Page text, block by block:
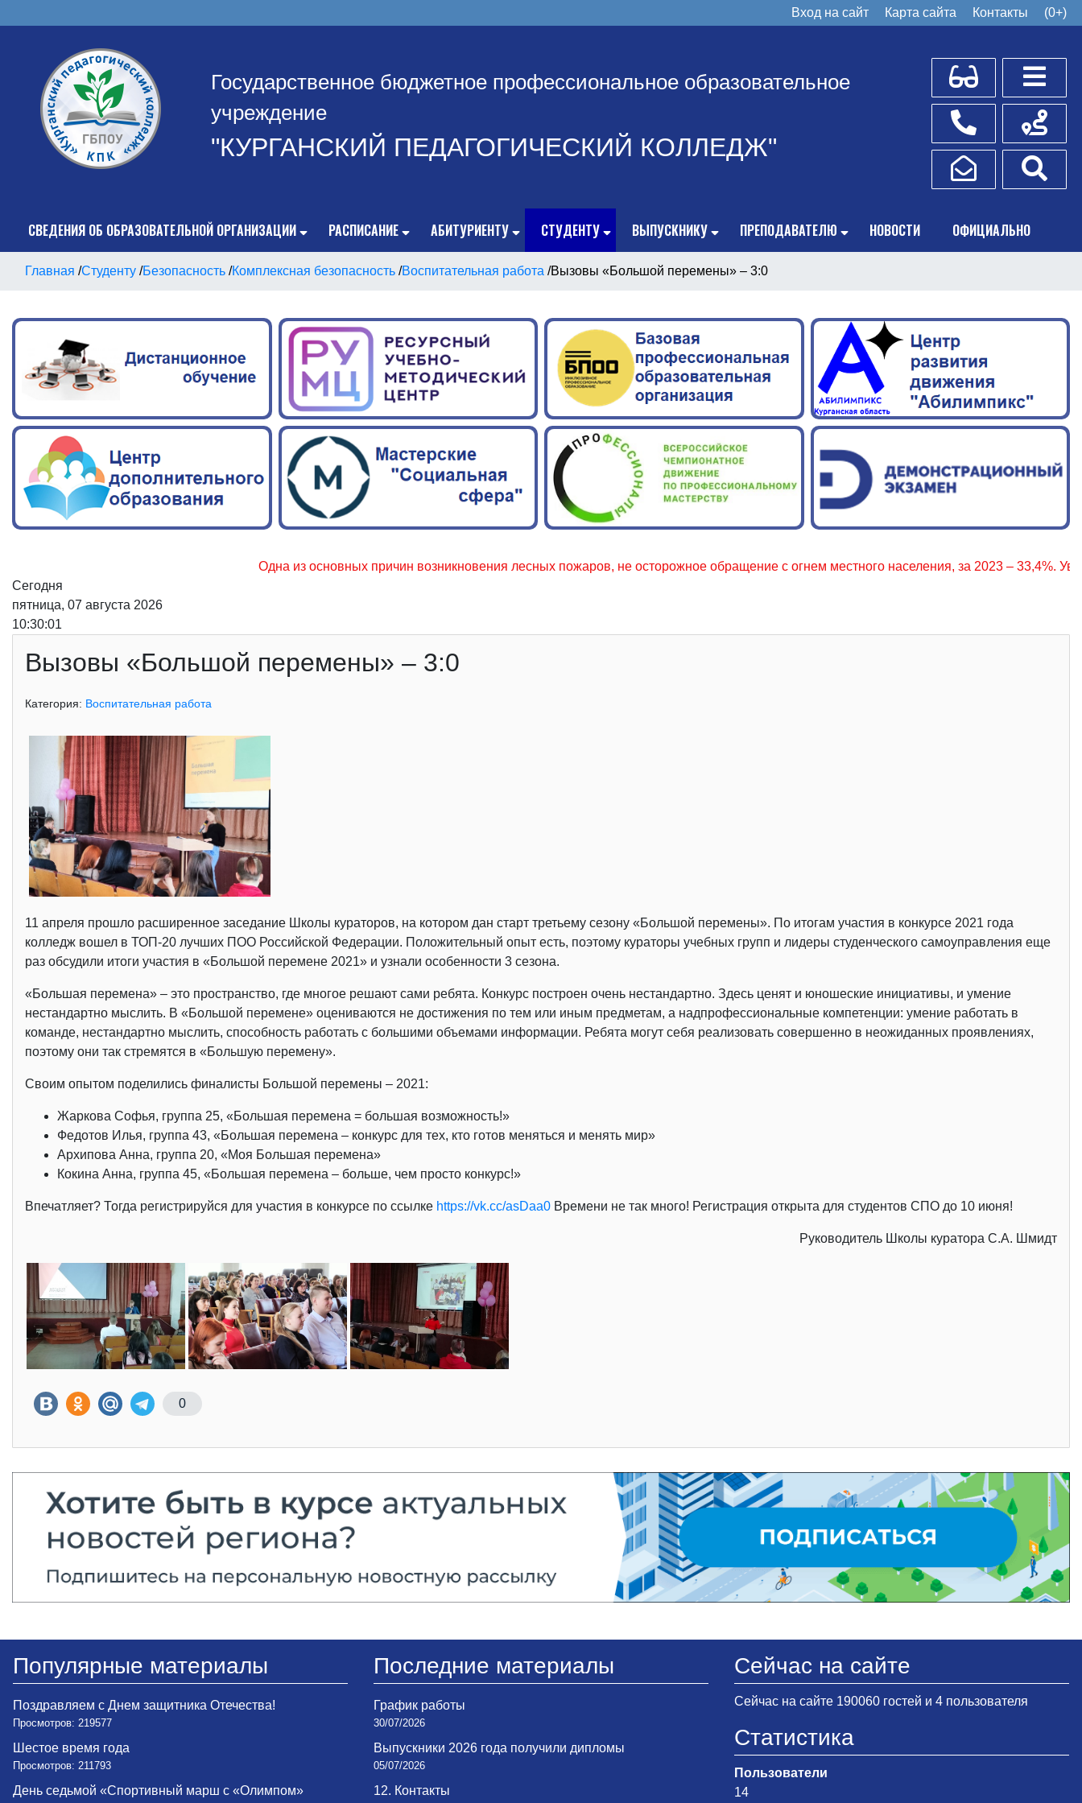
Вход на сайт Карта сайта Контакты (0+)
Государственное бюджетное профессиональное образовательное
учреждение
"КУРГАНСКИЙ ПЕДАГОГИЧЕСКИЙ КОЛЛЕДЖ"
Для слабовидящих
Телефоны
Написать обращение
Схема
СВЕДЕНИЯ ОБ ОБРАЗОВАТЕЛЬНОЙ ОРГАНИЗАЦИИ РАСПИСАНИЕ АБИТУРИЕНТУ СТУДЕНТУ ВЫПУСКНИКУ ПРЕПОДАВАТЕЛЮ НОВОСТИ ОФИЦИАЛЬНО
Главная /Студенту /Безопасность /Комплексная безопасность /Воспитательная работа /Вызовы «Большой перемены» – 3:0
Одна из основных причин возникновения лесных пожаров, не осторожное обращение с огнем местного населения, за 2023 – 33,4%.
Сегодня
пятница, 07 августа 2026
10:30:02
Вызовы «Большой перемены» – 3:0
Категория: Воспитательная работа
11 апреля прошло расширенное заседание Школы кураторов, на котором дан старт третьему сезону «Большой перемены». По итогам участия в конкурсе 2021 года
колледж вошел в ТОП-20 лучших ПОО Российской Федерации. Положительный опыт есть, поэтому кураторы учебных групп и лидеры студенческого самоуправления еще
раз обсудили итоги участия в «Большой перемене 2021» и узнали особенности 3 сезона.
«Большая перемена» – это пространство, где многое решают сами ребята. Конкурс построен очень нестандартно. Здесь ценят и юношеские инициативы, и умение
нестандартно мыслить. В «Большой перемене» оцениваются не достижения по тем или иным предметам, а надпрофессиональные компетенции: умение работать в
команде, нестандартно мыслить, способность работать с большими объемами информации. Ребята могут себя реализовать совершенно в неожиданных проявлениях,
поэтому они так стремятся в «Большую перемену».
Своим опытом поделились финалисты Большой перемены – 2021:
Жаркова Софья, группа 25, «Большая перемена = большая возможность!»
Федотов Илья, группа 43, «Большая перемена – конкурс для тех, кто готов меняться и менять мир»
Архипова Анна, группа 20, «Моя Большая перемена»
Кокина Анна, группа 45, «Большая перемена – больше, чем просто конкурс!»
Впечатляет? Тогда регистрируйся для участия в конкурсе по ссылке https://vk.cc/asDaa0 Времени не так много! Регистрация открыта для студентов СПО до 10 июня!
Руководитель Школы куратора С.А. Шмидт
0
Популярные материалы
Поздравляем с Днем защитника Отечества!
Просмотров: 219577
Шестое время года
Просмотров: 211793
День седьмой «Спортивный марш с «Олимпом»
Последние материалы
График работы
30/07/2026
Выпускники 2026 года получили дипломы
05/07/2026
12. Контакты
Сейчас на сайте
Сейчас на сайте 190060 гостей и 4 пользователя
Статистика
Пользователи
14